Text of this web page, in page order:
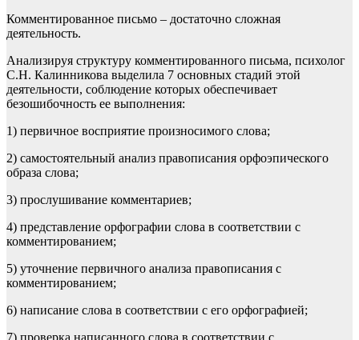
Комментированное письмо – достаточно сложная
деятельность.
Анализируя структуру комментированного письма, психолог
С.Н. Калинникова выделила 7 основных стадий этой
деятельности, соблюдение которых обеспечивает
безошибочность ее выполнения:
1) первичное восприятие произносимого слова;
2) самостоятельный анализ правописания орфоэпического
образа слова;
3) прослушивание комментариев;
4) представление орфографии слова в соответствии с
комментированием;
5) уточнение первичного анализа правописания с
комментированием;
6) написание слова в соответствии с его орфографией;